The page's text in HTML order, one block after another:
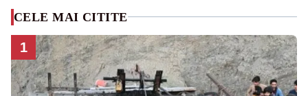
CELE MAI CITITE
1